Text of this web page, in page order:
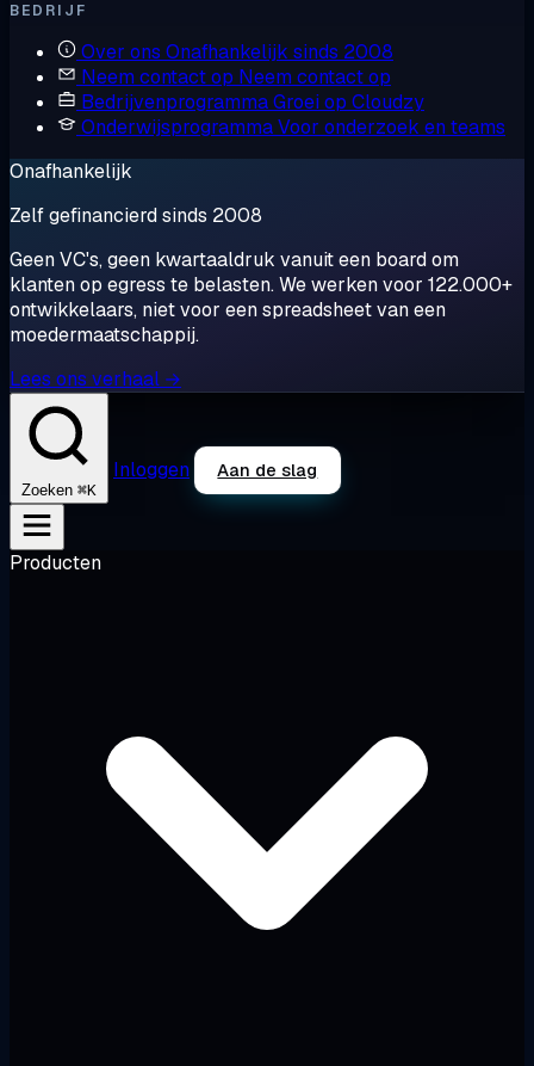
BEDRIJF
Over ons Onafhankelijk sinds 2008
Neem contact op Neem contact op
BedrijvenprogrammaGroei op Cloudzy
OnderwijsprogrammaVoor onderzoek en teams
Onafhankelijk
Zelf gefinancierd sinds 2008
Geen VC's, geen kwartaaldruk vanuit een board om
klanten op egress te belasten. We werken voor 122.000+
ontwikkelaars, niet voor een spreadsheet van een
moedermaatschappij.
Lees ons verhaal →
Zoeken ⌘K
Inloggen Aan de slag
Producten